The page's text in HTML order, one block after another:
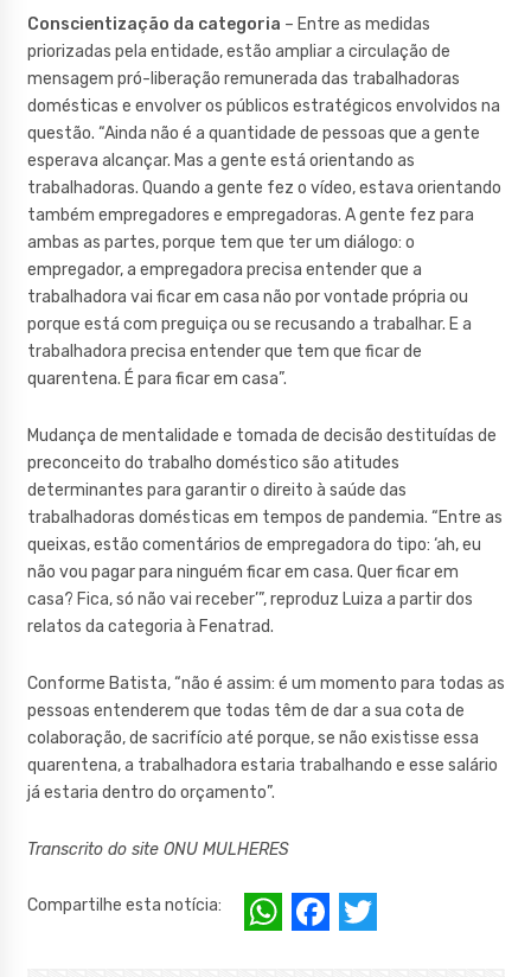
Conscientização da categoria – Entre as medidas
priorizadas pela entidade, estão ampliar a circulação de
mensagem pró-liberação remunerada das trabalhadoras
domésticas e envolver os públicos estratégicos envolvidos na
questão. “Ainda não é a quantidade de pessoas que a gente
esperava alcançar. Mas a gente está orientando as
trabalhadoras. Quando a gente fez o vídeo, estava orientando
também empregadores e empregadoras. A gente fez para
ambas as partes, porque tem que ter um diálogo: o
empregador, a empregadora precisa entender que a
trabalhadora vai ficar em casa não por vontade própria ou
porque está com preguiça ou se recusando a trabalhar. E a
trabalhadora precisa entender que tem que ficar de
quarentena. É para ficar em casa”.
Mudança de mentalidade e tomada de decisão destituídas de
preconceito do trabalho doméstico são atitudes
determinantes para garantir o direito à saúde das
trabalhadoras domésticas em tempos de pandemia. “Entre as
queixas, estão comentários de empregadora do tipo: ‘ah, eu
não vou pagar para ninguém ficar em casa. Quer ficar em
casa? Fica, só não vai receber’”, reproduz Luiza a partir dos
relatos da categoria à Fenatrad.
Conforme Batista, “não é assim: é um momento para todas as
pessoas entenderem que todas têm de dar a sua cota de
colaboração, de sacrifício até porque, se não existisse essa
quarentena, a trabalhadora estaria trabalhando e esse salário
já estaria dentro do orçamento”.
Transcrito do site ONU MULHERES
Compartilhe esta notícia:
W
F